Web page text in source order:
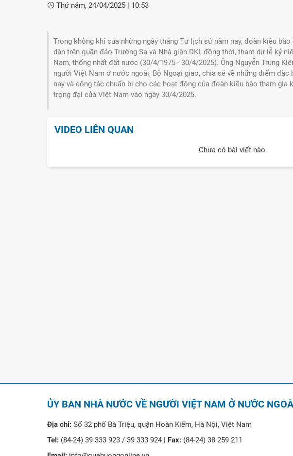
Thứ năm, 24/04/2025 | 10:53
Trong không khí của những ngày tháng Tư lịch sử năm nay, đoàn kiều
dân trên quần đảo Trường Sa và Nhà giàn DKI, đồng thời, tham dự lễ kỷ
Nam, thống nhất đất nước (30/4/1975 - 30/4/2025). Ông Nguyễn Trung
người Việt Nam ở nước ngoài, Bộ Ngoại giao, chia sẻ về những điểm đặc
nay và công tác chuẩn bị cho các hoạt động của đoàn kiều bào tham gia
trọng đại của Việt Nam vào ngày 30/4/2025.
VIDEO LIÊN QUAN
Chưa có bài viết nào
ỦY BAN NHÀ NƯỚC VỀ NGƯỜI VIỆT NAM Ở NƯỚC
Địa chỉ: Số 32 phố Bà Triệu, quận Hoàn Kiếm, Hà Nội, Việt Nam
Tel: (84-24) 39 333 923 / 39 333 924 | Fax: (84-24) 38 259 211